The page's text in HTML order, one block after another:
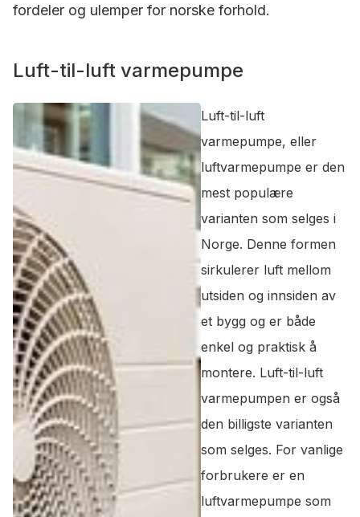
fordeler og ulemper for norske forhold.
Luft-til-luft varmepumpe
Luft-til-luft
varmepumpe, eller
luftvarmepumpe er den
mest populære
varianten som selges i
Norge. Denne formen
sirkulerer luft mellom
utsiden og innsiden av
et bygg og er både
enkel og praktisk å
montere. Luft-til-luft
varmepumpen er også
den billigste varianten
som selges. For vanlige
forbrukere er en
luftvarmepumpe som